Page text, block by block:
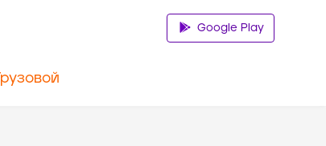
Google Play